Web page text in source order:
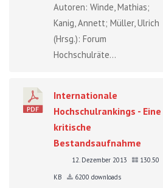
Autoren: Winde, Mathias;
Kanig, Annett; Müller, Ulrich
(Hrsg.): Forum
Hochschulräte...
Internationale
Hochschulrankings - Eine
kritische
Bestandsaufnahme
12. Dezember 2013
130.50
KB
6200 downloads